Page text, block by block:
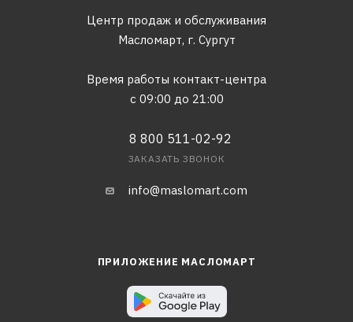
Центр продаж и обслуживания
Масломарт, г. Сургут
Время работы контакт-центра
с 09:00 до 21:00
8 800 511-02-92
ЗАКАЗАТЬ ЗВОНОК
info@maslomart.com
ПРИЛОЖЕНИЕ МАСЛОМАРТ